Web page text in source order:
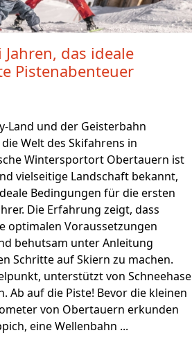
das ideale
Pistenabenteuer
Land und der Geisterbahn
Welt des Skifahrens in
Wintersportort Obertauern ist
vielseitige Landschaft bekannt,
Bedingungen für die ersten
Die Erfahrung zeigt, dass
optimalen Voraussetzungen
behutsam unter Anleitung
Schritte auf Skiern zu machen.
unterstützt von Schneehase
Ab auf die Piste! Bevor die kleinen
von Obertauern erkunden
eine Wellenbahn ...